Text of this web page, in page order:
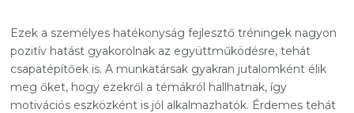
Ezek a személyes hatékonyság fejlesztő tréningek nagyon
pozitív hatást gyakorolnak az együttműködésre, tehát
csapatépítőek is. A munkatársak gyakran jutalomként élik
meg őket, hogy ezekről a témákról hallhatnak, így
motivációs eszközként is jól alkalmazhatók. Érdemes tehát